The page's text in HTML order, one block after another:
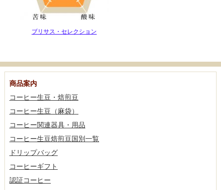
ブリサス・セレクション
商品案内
コーヒー生豆・焙煎豆
コーヒー生豆（麻袋）
コーヒー関連器具・用品
コーヒー生豆焙煎豆国別一覧
ドリップバッグ
コーヒーギフト
認証コーヒー